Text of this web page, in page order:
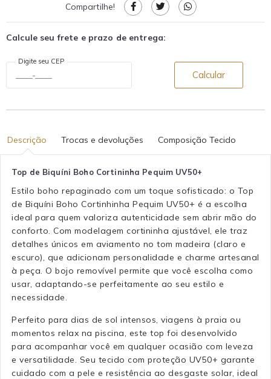
Compartilhe!
Calcule seu frete e prazo de entrega:
Digite seu CEP
Calcular
Descrição Trocas e devoluções Composição Tecido
Top de Biquíni Boho Cortininha Pequim UV50+
Estilo boho repaginado com um toque sofisticado: o Top
de Biquíni Boho Cortinhinha Pequim UV50+ é a escolha
ideal para quem valoriza autenticidade sem abrir mão do
conforto. Com modelagem cortininha ajustável, ele traz
detalhes únicos em aviamento no tom madeira (claro e
escuro), que adicionam personalidade e charme artesanal
à peça. O bojo removível permite que você escolha como
usar, adaptando-se perfeitamente ao seu estilo e
necessidade.
Perfeito para dias de sol intensos, viagens à praia ou
momentos relax na piscina, este top foi desenvolvido
para acompanhar você em qualquer ocasião com leveza
e versatilidade. Seu tecido com proteção UV50+ garante
cuidado com a pele e resistência ao desgaste solar, ideal